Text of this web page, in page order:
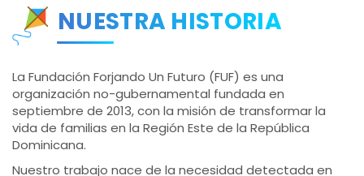
NUESTRA HISTORIA
La Fundación Forjando Un Futuro (FUF) es una
organización no-gubernamental fundada en
septiembre de 2013, con la misión de transformar la
vida de familias en la Región Este de la República
Dominicana.
Nuestro trabajo nace de la necesidad detectada en